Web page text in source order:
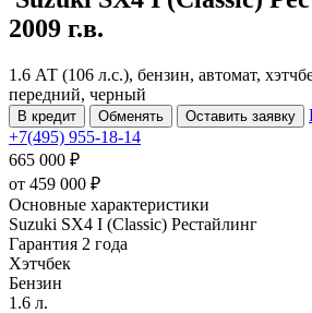
2009 г.в.
1.6 АТ (106 л.с.), бензин, автомат,
передний, черный
В кредит Обменять Оставить заявку
+7(495) 955-18-14
665 000 ₽
от 459 000 ₽
Основные характеристики
Suzuki SX4 I (Classic) Рестайлинг
Гарантия 2 года
Хэтчбек
Бензин
1.6 л.